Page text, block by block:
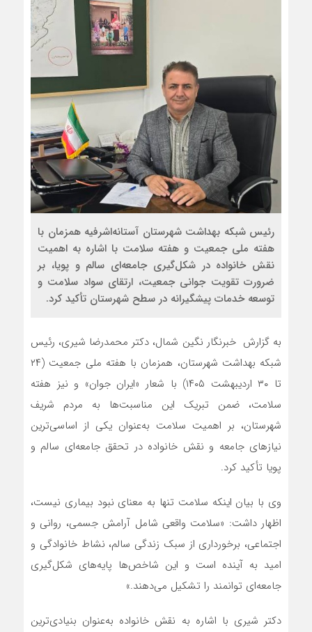
رئیس شبکه بهداشت شهرستان آستانه‌اشرفیه همزمان با
هفته ملی جمعیت و هفته سلامت با اشاره به اهمیت
نقش خانواده در شکل‌گیری جامعه‌ای سالم و پویا، بر
ضرورت تقویت جوانی جمعیت، ارتقای سواد سلامت و
توسعه خدمات پیشگیرانه در سطح شهرستان تأکید کرد.
به گزارش خبرنگار نگین شمال، دکتر محمدرضا شیری، رئیس
شبکه بهداشت شهرستان، همزمان با هفته ملی جمعیت (۲۴
تا ۳۰ اردیبهشت ۱۴۰۵) با شعار «ایران جوان» و نیز هفته
سلامت، ضمن تبریک این مناسبت‌ها به مردم شریف
شهرستان، بر اهمیت سلامت به‌عنوان یکی از اساسی‌ترین
نیازهای جامعه و نقش خانواده در تحقق جامعه‌ای سالم و
پویا تأکید کرد.
وی با بیان اینکه سلامت تنها به معنای نبود بیماری نیست،
اظهار داشت: «سلامت واقعی شامل آرامش جسمی، روانی و
اجتماعی، برخورداری از سبک زندگی سالم، نشاط خانوادگی و
امید به آینده است و این شاخص‌ها پایه‌های شکل‌گیری
جامعه‌ای توانمند را تشکیل می‌دهند.»
دکتر شیری با اشاره به نقش خانواده به‌عنوان بنیادی‌ترین